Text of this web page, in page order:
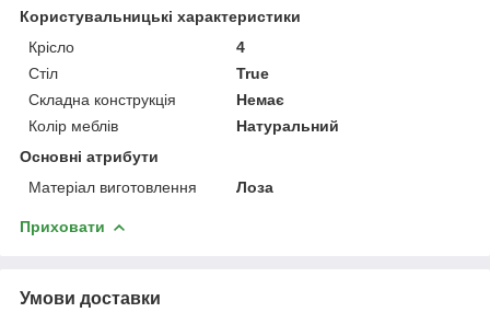
Користувальницькі характеристики
Крісло
4
Стіл
True
Складна конструкція
Немає
Колір меблів
Натуральний
Основні атрибути
Матеріал виготовлення
Лоза
Приховати
Умови доставки